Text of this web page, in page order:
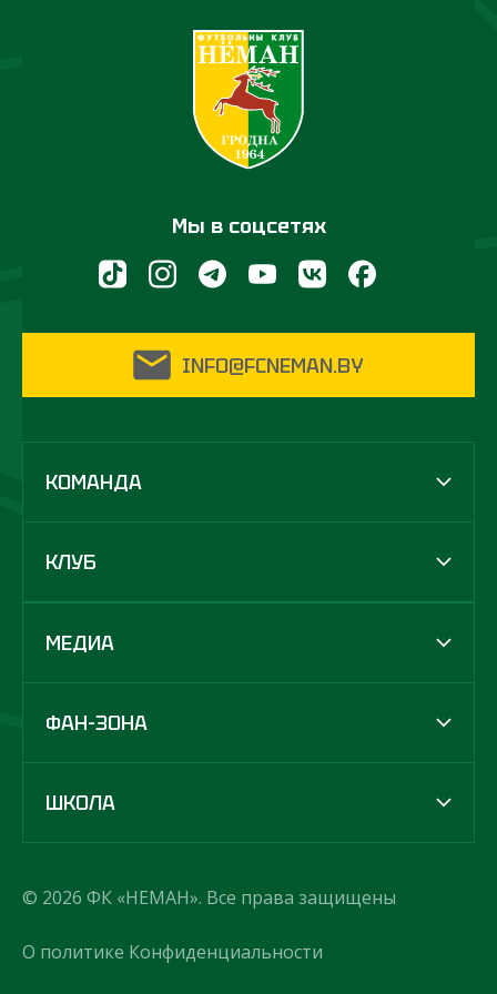
Мы в соцсетях
INFO@FCNEMAN.BY
КОМАНДА
КЛУБ
МЕДИА
ФАН-ЗОНА
ШКОЛА
© 2026 ФК «НЕМАН». Все права защищены
О политике Конфиденциальности